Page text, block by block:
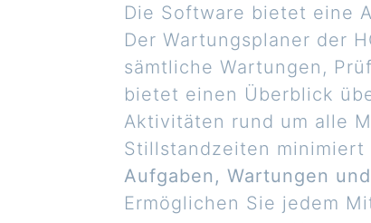
Die Software bietet eine
Der Wartungsplaner der
sämtliche Wartungen,
bietet einen Überblick
Aktivitäten rund um alle
Stillstandzeiten
Aufgaben, Wartungen
Ermöglichen Sie jedem